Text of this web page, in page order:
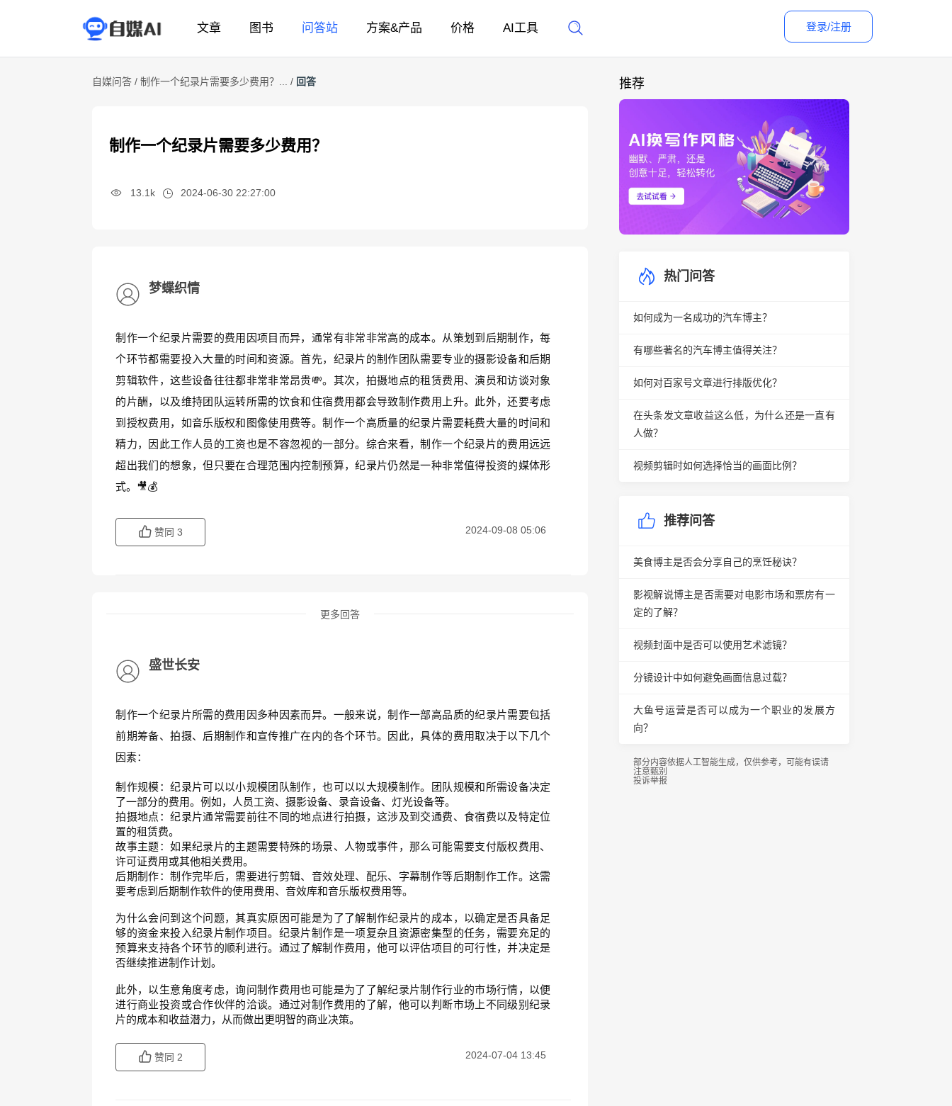
文章 图书 问答站 方案&产品 价格 AI工具 登录/注册
自媒问答 / 制作一个纪录片需要多少费用？... / 回答
制作一个纪录片需要多少费用？
13.1k 2024-06-30 22:27:00
梦蝶织情
制作一个纪录片需要的费用因项目而异，通常有非常非常高的成本。从策划到后期制作，每
个环节都需要投入大量的时间和资源。首先，纪录片的制作团队需要专业的摄影设备和后期
剪辑软件，这些设备往往都非常非常昂贵💸。其次，拍摄地点的租赁费用、演员和访谈对象
的片酬，以及维持团队运转所需的饮食和住宿费用都会导致制作费用上升。此外，还要考虑
到授权费用，如音乐版权和图像使用费等。制作一个高质量的纪录片需要耗费大量的时间和
精力，因此工作人员的工资也是不容忽视的一部分。综合来看，制作一个纪录片的费用远远
超出我们的想象，但只要在合理范围内控制预算，纪录片仍然是一种非常值得投资的媒体形
式。🎥💰
赞同 3 2024-09-08 05:06
更多回答
盛世长安
制作一个纪录片所需的费用因多种因素而异。一般来说，制作一部高品质的纪录片需要包括
前期筹备、拍摄、后期制作和宣传推广在内的各个环节。因此，具体的费用取决于以下几个
因素：
制作规模：纪录片可以以小规模团队制作，也可以以大规模制作。团队规模和所需设备决定
了一部分的费用。例如，人员工资、摄影设备、录音设备、灯光设备等。
拍摄地点：纪录片通常需要前往不同的地点进行拍摄，这涉及到交通费、食宿费以及特定位
置的租赁费。
故事主题：如果纪录片的主题需要特殊的场景、人物或事件，那么可能需要支付版权费用、
许可证费用或其他相关费用。
后期制作：制作完毕后，需要进行剪辑、音效处理、配乐、字幕制作等后期制作工作。这需
要考虑到后期制作软件的使用费用、音效库和音乐版权费用等。
为什么会问到这个问题，其真实原因可能是为了了解制作纪录片的成本，以确定是否具备足
够的资金来投入纪录片制作项目。纪录片制作是一项复杂且资源密集型的任务，需要充足的
预算来支持各个环节的顺利进行。通过了解制作费用，他可以评估项目的可行性，并决定是
否继续推进制作计划。
此外，以生意角度考虑，询问制作费用也可能是为了了解纪录片制作行业的市场行情，以便
进行商业投资或合作伙伴的洽谈。通过对制作费用的了解，他可以判断市场上不同级别纪录
片的成本和收益潜力，从而做出更明智的商业决策。
赞同 2 2024-07-04 13:45
推荐
热门问答
如何成为一名成功的汽车博主？
有哪些著名的汽车博主值得关注？
如何对百家号文章进行排版优化？
在头条发文章收益这么低，为什么还是一直有
人做？
视频剪辑时如何选择恰当的画面比例？
推荐问答
美食博主是否会分享自己的烹饪秘诀？
影视解说博主是否需要对电影市场和票房有一
定的了解？
视频封面中是否可以使用艺术滤镜？
分镜设计中如何避免画面信息过载？
大鱼号运营是否可以成为一个职业的发展方
向？
部分内容依据人工智能生成，仅供参考，可能有误请
注意甄别
投诉举报